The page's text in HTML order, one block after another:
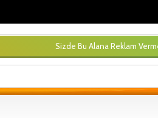
Sizde Bu Alana Reklam